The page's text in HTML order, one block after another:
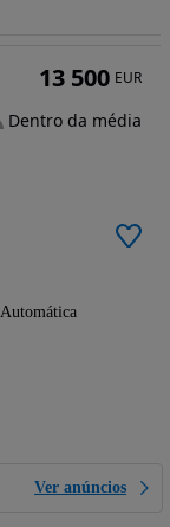
Automática
Ver anúncios
13 500 EUR
Dentro da média